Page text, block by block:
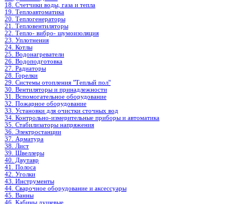
18. Счетчики воды, газа и тепла
19. Теплоавтоматика
20. Теплогенераторы
21. Тепловентиляторы
22. Тепло- вибро- шумоизоляция
23. Уплотнения
24. Котлы
25. Водонагреватели
26. Водоподготовка
27. Радиаторы
28. Горелки
29. Системы отопления "Теплый пол"
30. Вентиляторы и принадлежности
31. Вспомогательное оборудование
32. Пожарное оборудование
33. Установки для очистки сточных вод
34. Контрольно-измерительные приборы и автоматика
35. Стабилизаторы напряжения
36. Электростанции
37. Арматура
38. Лист
39. Швеллеры
40. Двутавр
41. Полоса
42. Уголки
43. Инструменты
44. Сварочное оборудование и аксессуары
45. Ванны
46. Кабины душевые